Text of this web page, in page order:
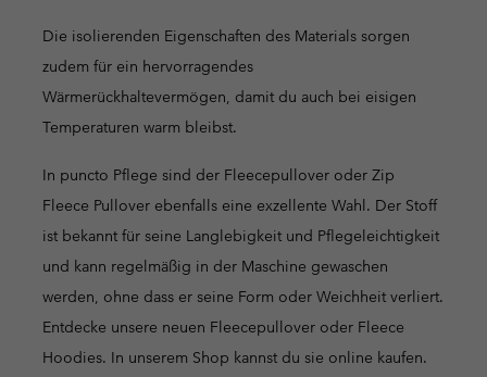
Die isolierenden Eigenschaften des Materials sorgen
zudem für ein hervorragendes
Wärmerückhaltevermögen, damit du auch bei eisigen
Temperaturen warm bleibst.
In puncto Pflege sind der Fleecepullover oder Zip
Fleece Pullover ebenfalls eine exzellente Wahl. Der Stoff
ist bekannt für seine Langlebigkeit und Pflegeleichtigkeit
und kann regelmäßig in der Maschine gewaschen
werden, ohne dass er seine Form oder Weichheit verliert.
Entdecke unsere neuen Fleecepullover oder Fleece
Hoodies. In unserem Shop kannst du sie online kaufen.